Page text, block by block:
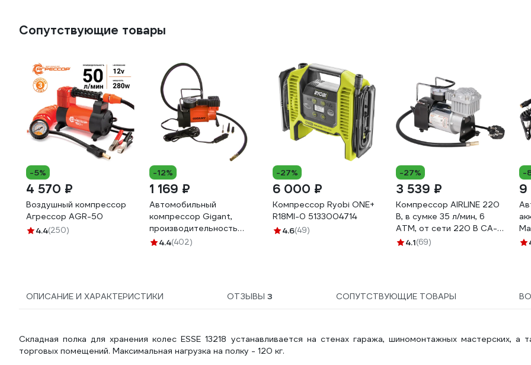
Сопутствующие товары
-5%
4 570 ₽
Воздушный компрессор
Агрессор AGR-50
4.4(250)
-12%
1 169 ₽
Автомобильный
компрессор Gigant,
производительность
30л/мин GAC-30
4.4(402)
-27%
6 000 ₽
Компрессор Ryobi ONE+
R18MI-0 5133004714
4.6(49)
-27%
3 539 ₽
Компрессор AIRLINE 220
В, в сумке 35 л/мин, 6
АТМ, от сети 220 В CA-
035-20V
4.1(69)
-
9
ОПИСАНИЕ И ХАРАКТЕРИСТИКИ ОТЗЫВЫ 3 СОПУТСТВУЮЩИЕ ТОВАРЫ
Складная полка для хранения колес ESSE 13218 устанавливается на стенах гаража, шиномонтажных мастерских, а
торговых помещений. Максимальная нагрузка на полку - 120 кг.